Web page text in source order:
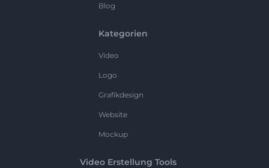
Blog
Kategorien
Video
Logo
Grafikdesign
Website
Mockup
Video Erstellung Tools